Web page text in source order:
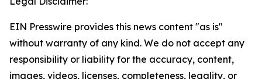
EIN Presswire provides this news content "as is"
without warranty of any kind. We do not accept any
responsibility or liability for the accuracy, content,
images, videos, licenses, completeness, legality, or